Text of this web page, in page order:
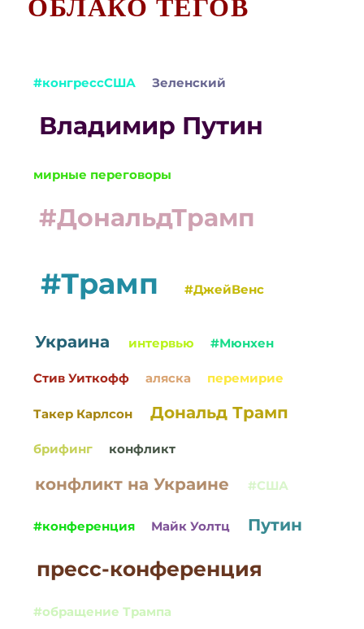
ОБЛАКО ТЕГОВ
#конгрессСША Зеленский
Владимир Путин
мирные переговоры
#ДональдТрамп
#Трамп #ДжейВенс
Украина интервью #Мюнхен
Стив Уиткофф аляска перемирие
Такер Карлсон Дональд Трамп
брифинг конфликт
конфликт на Украине #США
#конференция Майк Уолтц Путин
пресс-конференция
#обращение Трампа